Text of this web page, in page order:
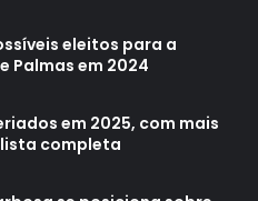
eleitos para a
Palmas em 2024
em 2025, com mais
lista completa